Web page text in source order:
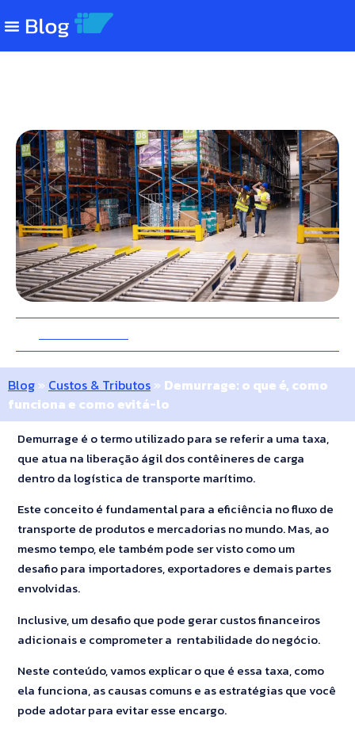
Blog » Custos & Tributos » Demurrage: o que é, como
funciona e como evitá-lo
Demurrage é o termo utilizado para se referir a uma taxa,
que atua na liberação ágil dos contêineres de carga
dentro da logística de transporte marítimo.
Este conceito é fundamental para a eficiência no fluxo de
transporte de produtos e mercadorias no mundo. Mas, ao
mesmo tempo, ele também pode ser visto como um
desafio para importadores, exportadores e demais partes
envolvidas.
Inclusive, um desafio que pode gerar custos financeiros
adicionais e comprometer a rentabilidade do negócio.
Neste conteúdo, vamos explicar o que é essa taxa, como
ela funciona, as causas comuns e as estratégias que você
pode adotar para evitar esse encargo.